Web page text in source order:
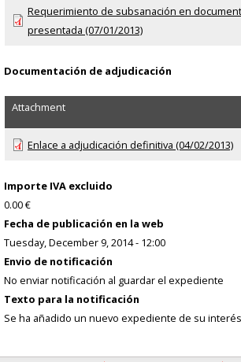
Requerimiento de subsanación en
presentada (07/01/2013)
Documentación de adjudicación
Attachment
Enlace a adjudicación definitiva (04/02/2013)
Importe IVA excluido
0.00 €
Fecha de publicación en la web
Tuesday, December 9, 2014 - 12:00
Envio de notificación
No enviar notificación al guardar el expediente
Texto para la notificación
Se ha añadido un nuevo expediente de su